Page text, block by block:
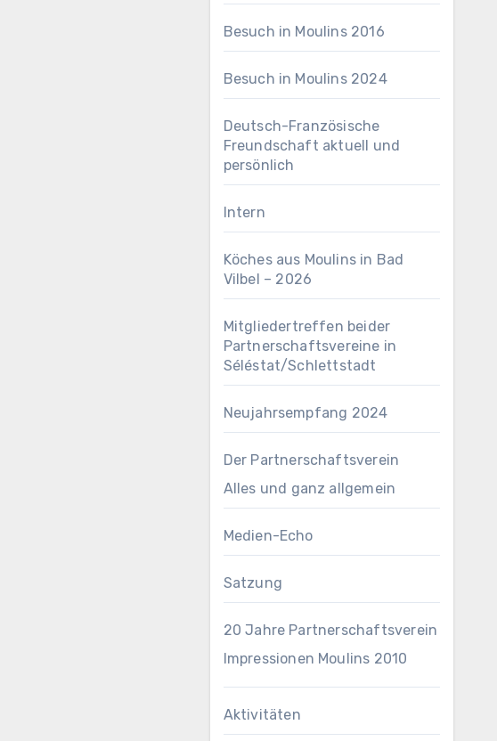
Besuch in Moulins 2016
Besuch in Moulins 2024
Deutsch-Französische
Freundschaft aktuell und
persönlich
Intern
Köches aus Moulins in Bad
Vilbel – 2026
Mitgliedertreffen beider
Partnerschaftsvereine in
Séléstat/Schlettstadt
Neujahrsempfang 2024
Der Partnerschaftsverein
Alles und ganz allgemein
Medien-Echo
Satzung
20 Jahre Partnerschaftsverein
Impressionen Moulins 2010
Aktivitäten